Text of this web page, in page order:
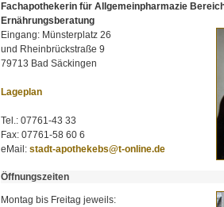
Fachapothekerin für Allgemeinpharmazie
Ernährungsberatung
Eingang: Münsterplatz 26
und Rheinbrückstraße 9
79713 Bad Säckingen
Lageplan
Tel.: 07761-43 33
Fax: 07761-58 60 6
eMail: stadt-apothekebs@t-online.de
Öffnungszeiten
Montag bis Freitag jeweils: